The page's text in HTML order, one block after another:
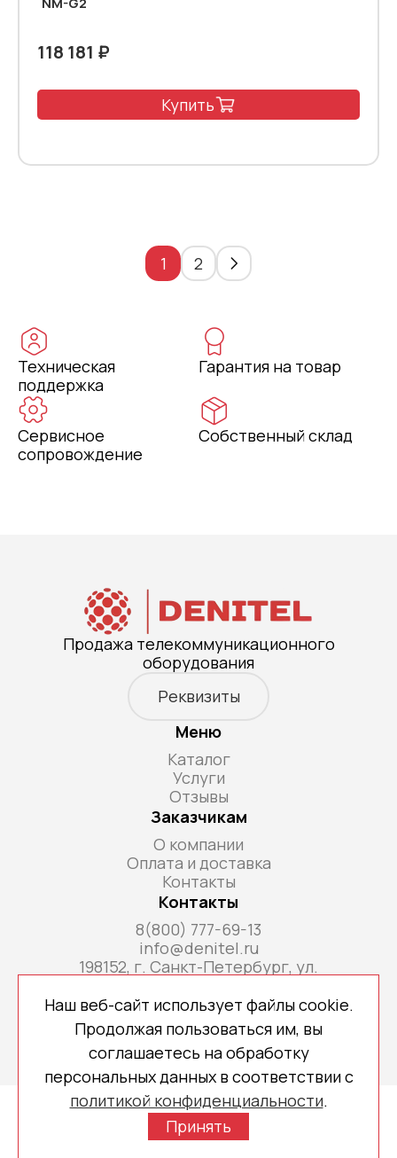
118 181 ₽
Купить
1 2
Техническая
поддержка
Гарантия на товар
Сервисное
сопровождение
Собственный склад
Продажа телекоммуникационного
оборудования
Реквизиты
Меню
Каталог
Услуги
Отзывы
Заказчикам
О компании
Оплата и доставка
Контакты
Контакты
8(800) 777-69-13
info@denitel.ru
198152, г. Санкт-Петербург, ул.
Н, ком. офис 213А
Copyright © 2026 denitel.ru
Политика конфиденциальности
Наш веб-сайт использует файлы cookie.
Продолжая пользоваться им, вы
соглашаетесь на обработку
персональных данных в соответствии с
политикой конфиденциальности.
Принять